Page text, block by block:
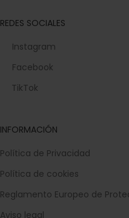
REDES SOCIALES
Instagram
Facebook
TikTok
INFORMACIÓN
Política de Privacidad
Política de cookies
Reglamento Europeo de
Aviso legal